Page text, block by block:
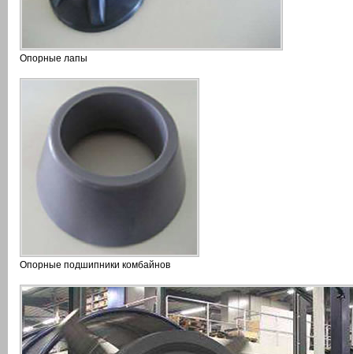
Опорные лапы
Опорные подшипники комбайнов